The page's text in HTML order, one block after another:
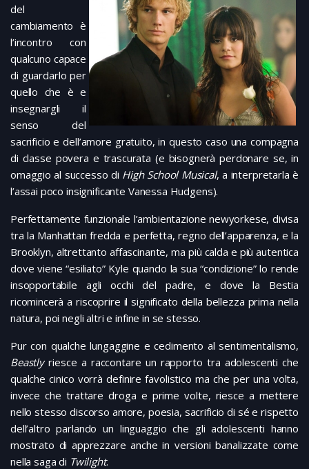
del
cambiamento è
l’incontro con
qualcuno capace
di guardarlo per
quello che è e
insegnargli il
senso del
sacrificio e dell’amore gratuito, in questo caso una compagna
di classe povera e trascurata (e bisognerà perdonare se, in
omaggio al successo di High School Musical, a interpretarla è
l’assai poco insignificante Vanessa Hudgens).
Perfettamente funzionale l’ambientazione newyorkese, divisa
tra la Manhattan fredda e perfetta, regno dell’apparenza, e la
Brooklyn, altrettanto affascinante, ma più calda e più autentica
dove viene “esiliato” Kyle quando la sua “condizione” lo rende
insopportabile agli occhi del padre, e dove la Bestia
ricomincerà a riscoprire il significato della bellezza prima nella
natura, poi negli altri e infine in se stesso.
Pur con qualche lungaggine e cedimento al sentimentalismo,
Beastlyriesce a raccontare un rapporto tra adolescenti che
qualche cinico vorrà definire favolistico ma che per una volta,
invece che trattare droga e prime volte, riesce a mettere
nello stesso discorso amore, poesia, sacrificio di sé e rispetto
dell’altro parlando un linguaggio che gli adolescenti hanno
mostrato di apprezzare anche in versioni banalizzate come
nella saga di Twilight.